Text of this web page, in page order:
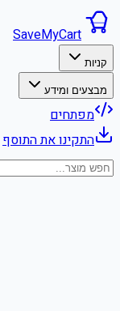
SaveMyCart
קניות
מבצעים ומידע
מפתחים
התקינו את התוסף